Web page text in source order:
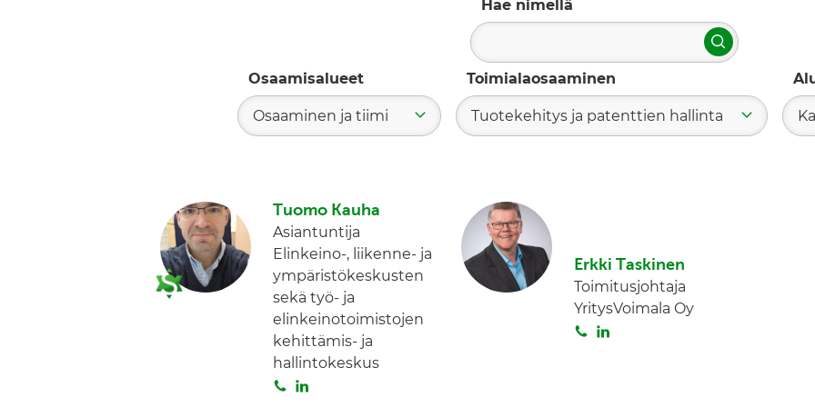
Hae nimellä
Hae
Osaamisalueet
Osaaminen ja tiimi
Toimialaosaaminen
Tuotekehitys ja patenttien hallinta
Tuomo Kauha
Asiantuntija
Elinkeino-, liikenne- ja
ympäristökeskusten
sekä työ- ja
elinkeinotoimistojen
kehittämis- ja
hallintokeskus
S
Erkki Taskinen
Toimitusjohtaja
YritysVoimala Oy
S L